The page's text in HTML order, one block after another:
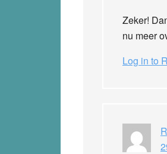
Zeker!
nu meer
Log in to